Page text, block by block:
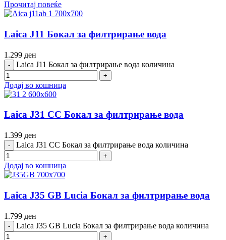
Прочитај повеќе
Laica J11 Бокал за филтрирање вода
1.299 ден
Laica J11 Бокал за филтрирање вода количина
Додај во кошница
Laica J31 CC Бокал за филтрирање вода
1.399 ден
Laica J31 CC Бокал за филтрирање вода количина
Додај во кошница
Laica J35 GB Lucia Бокал за филтрирање вода
1.799 ден
Laica J35 GB Lucia Бокал за филтрирање вода количина